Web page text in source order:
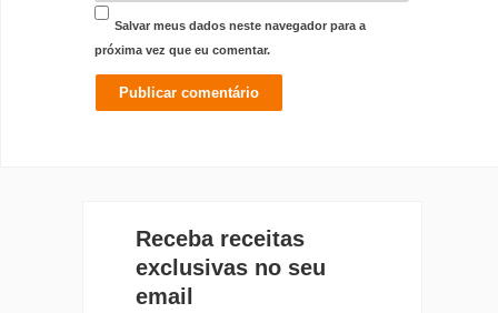
Salvar meus dados neste navegador para a
próxima vez que eu comentar.
Receba receitas
exclusivas no seu
email